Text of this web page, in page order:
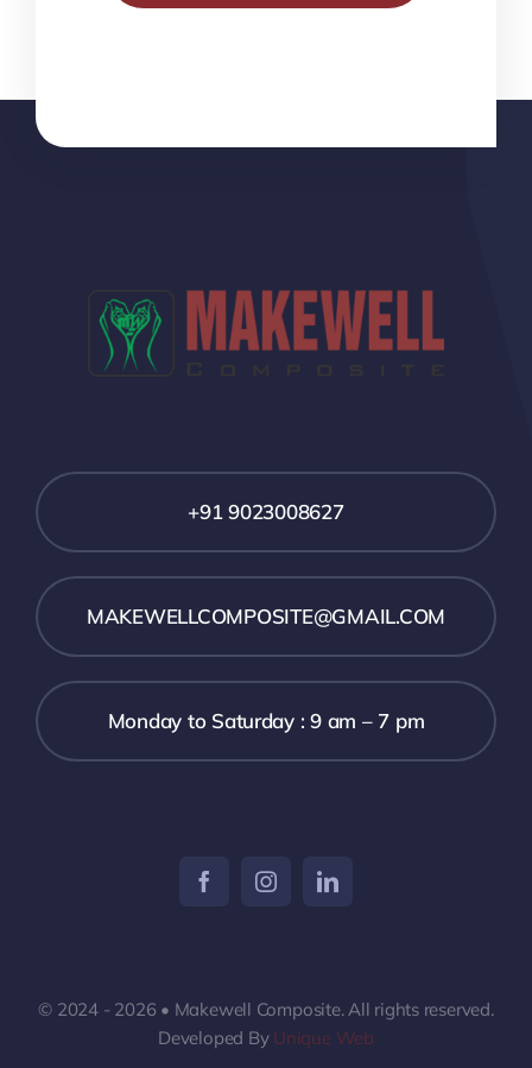
+91 9023008627
MAKEWELLCOMPOSITE@GMAIL.COM
Monday to Saturday : 9 am – 7 pm
© 2024 - 2026 • Makewell Composite. All rights reserved.
Developed By Unique Web